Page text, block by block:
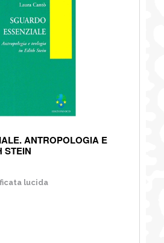
ANTROPOLOGIA E
STEIN
lucida